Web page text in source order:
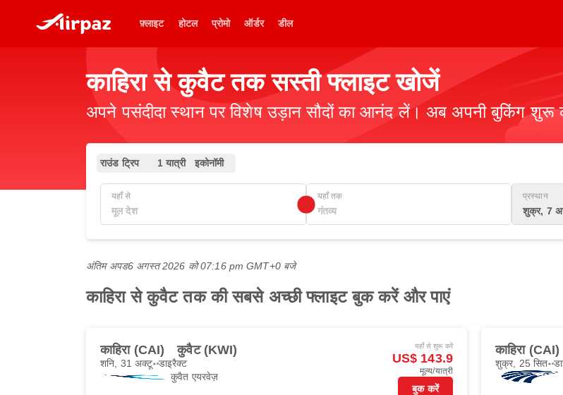
फ़्लाइट होटल प्रोमो ऑर्डर डील
काहिरा से कुवैट तक सस्ती फ्लाइट खोजें
अपने पसंदीदा स्थान पर विशेष उड़ान सौदों का आनंद लें। अब अपनी बुकिंग शुरू
राउंड ट्रिप 1 यात्री इकोनॉमी
यहाँ से यहाँ तक प्रस्थान
शुक्र, 7
अंतिम अपड6 अगस्त 2026 को 07:16 pm GMT+0 बजे
काहिरा से कुवैट तक की सबसे अच्छी फ्लाइट बुक करें और पाएं
काहिरा (CAI) कुवैट (KWI)
शनि, 31 अक्टू॰ डाइरैक्ट
कुवैत एयरवेज़
यहाँ से शुरू करें
US$ 143.9
मूल्य/यात्री
बुक करें
काहिरा (CAI)
शुक्र, 25 सित॰